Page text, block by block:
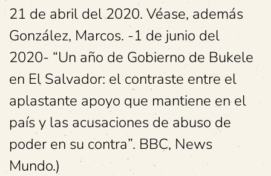
21 de abril del 2020. Véase, además
González, Marcos. -1 de junio del
2020- “Un año de Gobierno de Bukele
en El Salvador: el contraste entre el
aplastante apoyo que mantiene en el
país y las acusaciones de abuso de
poder en su contra”. BBC, News
Mundo.)